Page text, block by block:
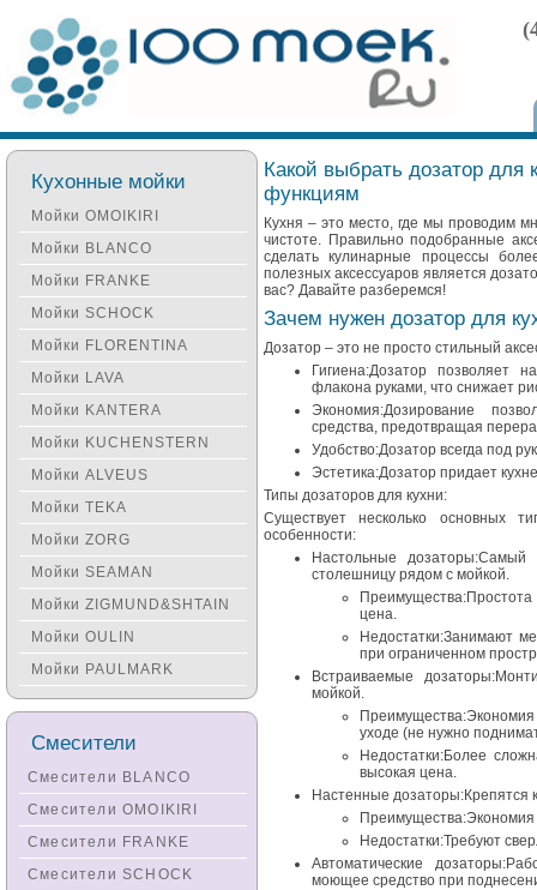
Какой выбрать дозатор
функциям
Кухня – это место, где мы проводим
чистоте. Правильно подобранные
сделать кулинарные процессы
полезных аксессуаров является
вас? Давайте разберемся!
Зачем нужен дозатор для
Дозатор – это не просто стильный
Гигиена:Дозатор позволяет
флакона руками, что снижает
Экономия:Дозирование
средства, предотвращая
Удобство:Дозатор всегда под
Эстетика:Дозатор придает
Типы дозаторов для кухни:
Существует несколько основных
особенности:
Настольные дозаторы:Самый
столешницу рядом с мойкой.
цена.
Недостатки:Занимают
при ограниченном
Встраиваемые
мойкой.
уходе (не нужно
Недостатки:Более
высокая цена.
Настенные дозаторы:Крепятся
Преимущества:Экономия
Недостатки:Требуют
Автоматические
моющее средство при
Кухонные мойки
Мойки OMOIKIRI
Мойки BLANCO
Мойки FRANKE
Мойки SCHOCK
Мойки FLORENTINA
Мойки LAVA
Мойки KANTERA
Мойки KUCHENSTERN
Мойки ALVEUS
Мойки TEKA
Мойки ZORG
Мойки SEAMAN
Мойки ZIGMUND&SHTAIN
Мойки OULIN
Мойки PAULMARK
Смесители
Смесители BLANCO
Смесители OMOIKIRI
Смесители FRANKE
Смесители SCHOCK